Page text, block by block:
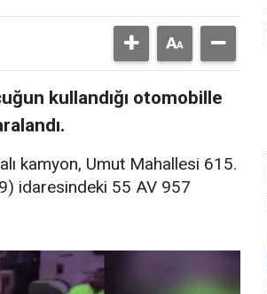
kullandığı otomobille
kamyon, Umut Mahallesi 615.
idaresindeki 55 AV 957